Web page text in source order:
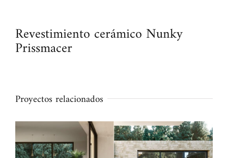
Revestimiento cerámico Nunky
Prissmacer
Proyectos relacionados